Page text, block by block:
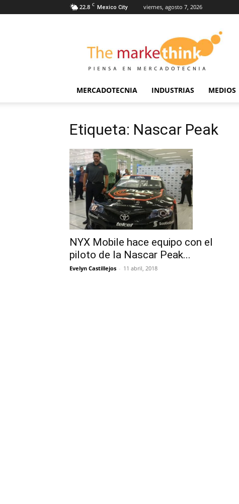
22.8 C Mexico City viernes, agosto 7, 2026
Markethink
MERCADOTECNIA INDUSTRIAS MEDIOS
Etiqueta: Nascar Peak
NYX Mobile hace equipo con el
piloto de la Nascar Peak...
Evelyn Castillejos - 11 abril, 2018